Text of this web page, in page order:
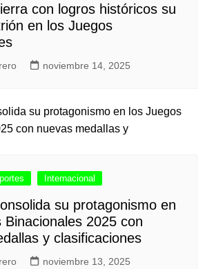
con logros históricos su
en los Juegos
noviembre 14, 2025
Internacional
su protagonismo en
Binacionales 2025 con
y clasificaciones
noviembre 13, 2025